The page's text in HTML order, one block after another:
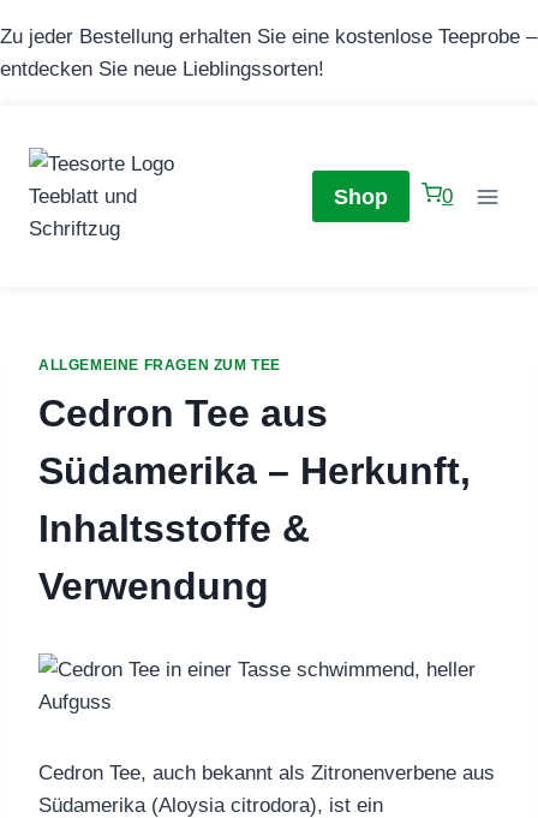
Inhalt
springen
Zu jeder Bestellung erhalten Sie eine kostenlose Teeprobe –
entdecken Sie neue Lieblingssorten!
Shop 0
ALLGEMEINE FRAGEN ZUM TEE
Cedron Tee aus
Südamerika – Herkunft,
Inhaltsstoffe &
Verwendung
Cedron Tee, auch bekannt als Zitronenverbene aus
Südamerika (Aloysia citrodora), ist ein